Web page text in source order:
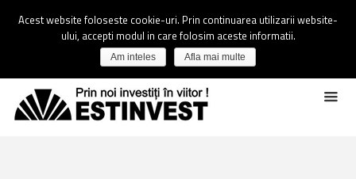
Acest website foloseste cookie-uri. Prin continuarea utilizarii website-
ului, accepti modul in care folosim aceste informatii.
Am inteles Afla mai multe